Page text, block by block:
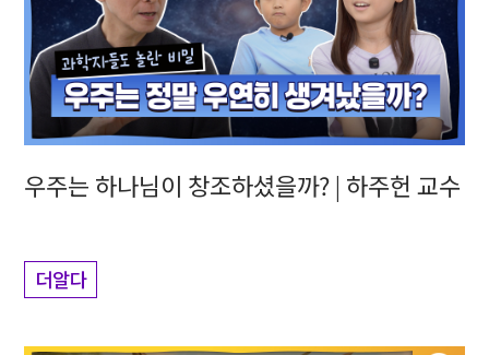
우주는 하나님이 창조하셨을까? | 하주헌 교수
더알다